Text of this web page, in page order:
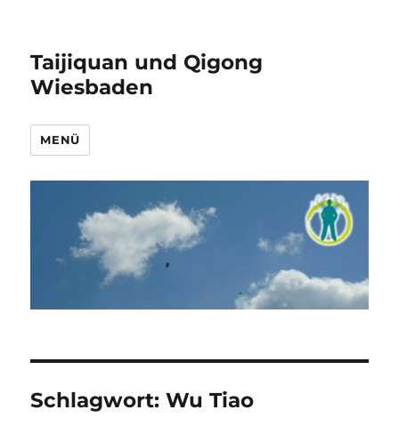
Taijiquan und Qigong
Wiesbaden
MENÜ
Schlagwort:Wu Tiao